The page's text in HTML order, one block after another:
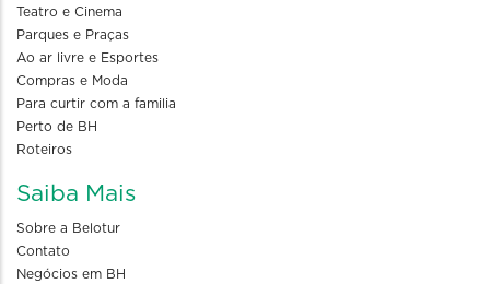
Teatro e Cinema
Parques e Praças
Ao ar livre e Esportes
Compras e Moda
Para curtir com a familia
Perto de BH
Roteiros
Saiba Mais
Sobre a Belotur
Contato
Negócios em BH